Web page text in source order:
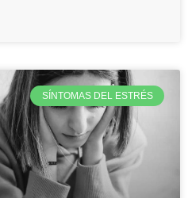
SÍNTOMAS DEL ESTRÉS